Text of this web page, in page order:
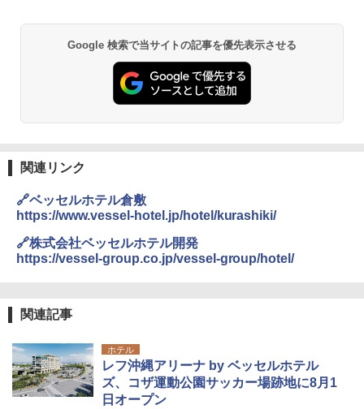
Google 検索で当サイトの記事を優先表示させる
関連リンク
🔗ベッセルホテル倉敷
https://www.vessel-hotel.jp/hotel/kurashiki/
🔗株式会社ベッセルホテル開発
https://vessel-group.co.jp/vessel-group/hotel/
関連記事
ホテル
レフ沖縄アリーナ by ベッセルホテル
ズ、コザ運動公園サッカー場跡地に8月1
日オープン